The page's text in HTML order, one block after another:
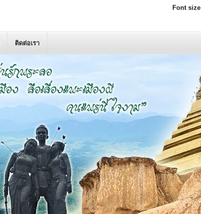
ติดต่อเรา
Font size